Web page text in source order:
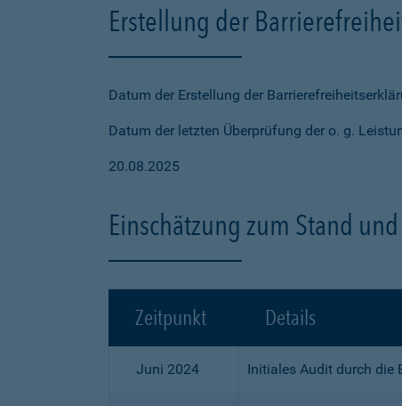
Erstellung der
Datum der Erstellung der
Datum der letzten Überprüfung der o. g.
20.08.2025
Einschätzung zum Stand
Zeitpunkt Details
Juni 2024 Initiales Audit durch die